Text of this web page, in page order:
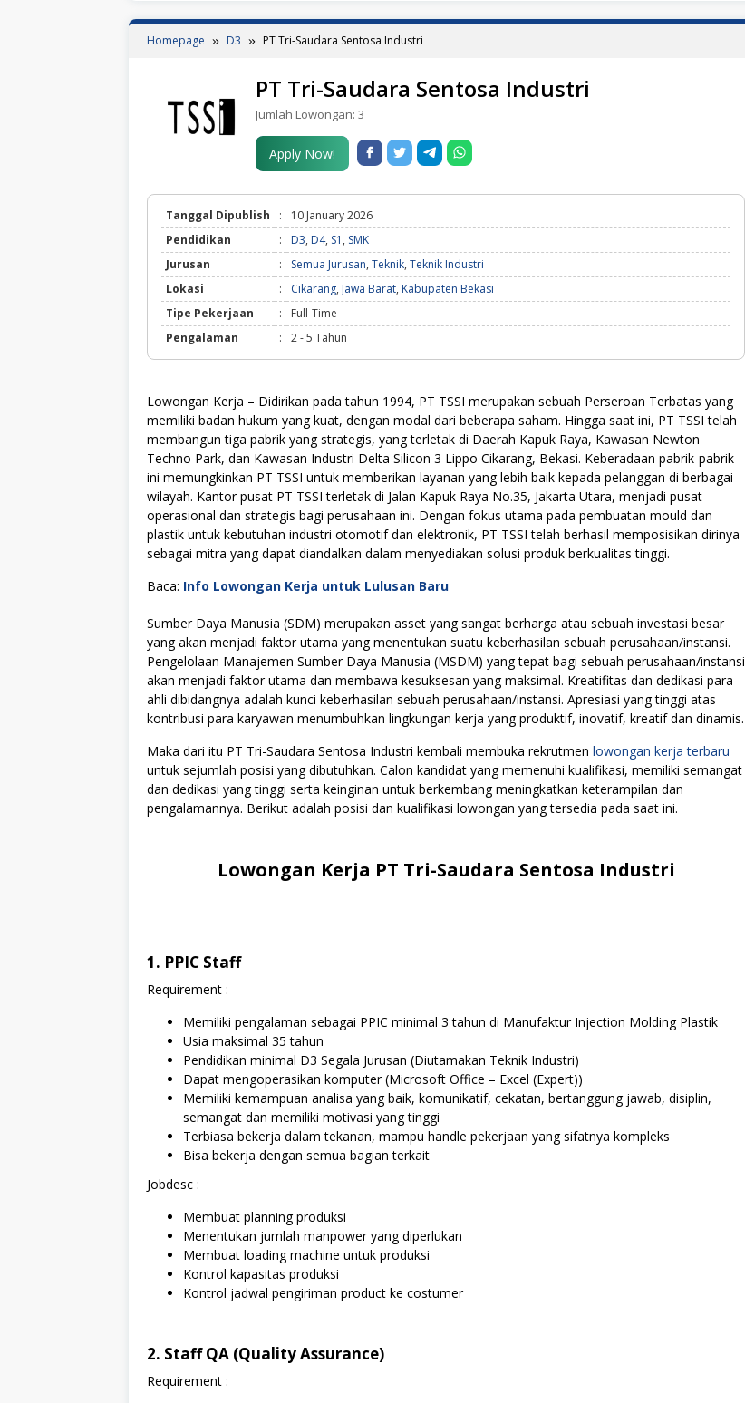
Homepage D3 PT Tri-Saudara Sentosa Industri
PT Tri-Saudara Sentosa Industri
Jumlah Lowongan: 3
Apply Now!
Tanggal Dipublish :
10 January 2026
Pendidikan
: D3, D4, S1 , SMK
Jurusan
: Semua Jurusan, Teknik, Teknik Industri
Lokasi
: Cikarang, Jawa Barat, Kabupaten Bekasi
Tipe Pekerjaan
:
Full-Time
Pengalaman
: 2 - 5 Tahun
Lowongan Kerja – Didirikan pada tahun 1994, PT TSSI merupakan sebuah Perseroan Terbatas yang
memiliki badan hukum yang kuat, dengan modal dari beberapa saham. Hingga saat ini, PT TSSI telah
membangun tiga pabrik yang strategis, yang terletak di Daerah Kapuk Raya, Kawasan Newton
Techno Park, dan Kawasan Industri Delta Silicon 3 Lippo Cikarang, Bekasi. Keberadaan pabrik-pabrik
ini memungkinkan PT TSSI untuk memberikan layanan yang lebih baik kepada pelanggan di berbagai
wilayah. Kantor pusat PT TSSI terletak di Jalan Kapuk Raya No.35, Jakarta Utara, menjadi pusat
operasional dan strategis bagi perusahaan ini. Dengan fokus utama pada pembuatan mould dan
plastik untuk kebutuhan industri otomotif dan elektronik, PT TSSI telah berhasil memposisikan dirinya
sebagai mitra yang dapat diandalkan dalam menyediakan solusi produk berkualitas tinggi.
Baca: Info Lowongan Kerja untuk Lulusan Baru
Sumber Daya Manusia (SDM) merupakan asset yang sangat berharga atau sebuah investasi besar
yang akan menjadi faktor utama yang menentukan suatu keberhasilan sebuah perusahaan/instansi.
Pengelolaan Manajemen Sumber Daya Manusia (MSDM) yang tepat bagi sebuah perusahaan/instansi
akan menjadi faktor utama dan membawa kesuksesan yang maksimal. Kreatifitas dan dedikasi para
ahli dibidangnya adalah kunci keberhasilan sebuah perusahaan/instansi. Apresiasi yang tinggi atas
kontribusi para karyawan menumbuhkan lingkungan kerja yang produktif, inovatif, kreatif dan dinamis.
Maka dari itu PT Tri-Saudara Sentosa Industri kembali membuka rekrutmen lowongan kerja terbaru
untuk sejumlah posisi yang dibutuhkan. Calon kandidat yang memenuhi kualifikasi, memiliki semangat
dan dedikasi yang tinggi serta keinginan untuk berkembang meningkatkan keterampilan dan
pengalamannya. Berikut adalah posisi dan kualifikasi lowongan yang tersedia pada saat ini.
Lowongan Kerja PT Tri-Saudara Sentosa Industri
1. PPIC Staff
Requirement :
Memiliki pengalaman sebagai PPIC minimal 3 tahun di Manufaktur Injection Molding Plastik
Usia maksimal 35 tahun
Pendidikan minimal D3 Segala Jurusan (Diutamakan Teknik Industri)
Dapat mengoperasikan komputer (Microsoft Office – Excel (Expert))
Memiliki kemampuan analisa yang baik, komunikatif, cekatan, bertanggung jawab, disiplin,
semangat dan memiliki motivasi yang tinggi
Terbiasa bekerja dalam tekanan, mampu handle pekerjaan yang sifatnya kompleks
Bisa bekerja dengan semua bagian terkait
Jobdesc :
Membuat planning produksi
Menentukan jumlah manpower yang diperlukan
Membuat loading machine untuk produksi
Kontrol kapasitas produksi
Kontrol jadwal pengiriman product ke costumer
2. Staff QA (Quality Assurance)
Requirement :